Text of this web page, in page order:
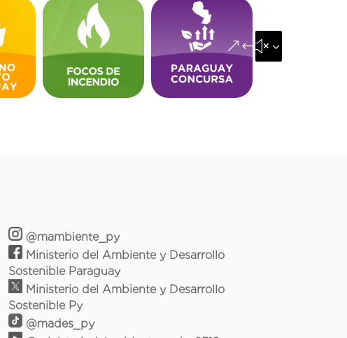
&#x35;
@mambiente_py
Ministerio del Ambiente y Desarrollo
Sostenible Paraguay
Ministerio del Ambiente y Desarrollo
Sostenible Py
@mades_py